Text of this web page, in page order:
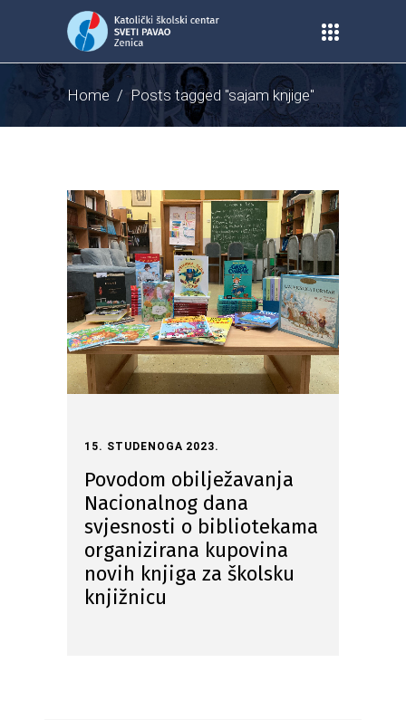
Home/Posts tagged "sajam knjige"
15. STUDENOGA 2023.
Povodom obilježavanja
Nacionalnog dana
svjesnosti o bibliotekama
organizirana kupovina
novih knjiga za školsku
knjižnicu